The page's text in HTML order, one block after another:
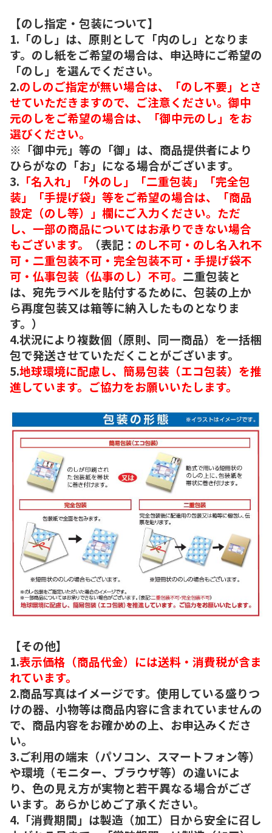
【のし指定・包装について】
1.「のし」は、原則として「内のし」となりま
す。のし紙をご希望の場合は、申込時にご希望の
「のし」を選んでください。
2.のしのご指定が無い場合は、「のし不要」とさ
せていただきますので、ご注意ください。御中
元のしをご希望の場合は、「御中元のし」をお
選びください。
※「御中元」等の「御」は、商品提供者により
ひらがなの「お」になる場合がございます。
3. 「名入れ」「外のし」「二重包装」「完全包
装」「手提げ袋」等をご希望の場合は、「商品
設定（のし等）」欄にご入力ください。ただ
し、一部の商品についてはお承りできない場合
もございます。
（表記： のし不可・のし名入れ不
可・二重包装不可・完全包装不可・手提げ袋不
可・仏事包装（仏事のし）不可。 二重包装と
は、宛先ラベルを貼付するために、包装の上か
ら再度包装又は箱等に納入したものとなりま
す。）
4.状況により複数個（原則、同一商品）を一括梱
包で発送させていただくことがございます。
5.地球環境に配慮し、簡易包装（エコ包装）を推
進しています。ご協力をお願いいたします。
【その他】
1.表示価格（商品代金）には送料・消費税が含ま
れています。
2.商品写真はイメージです。使用している盛りつ
けの器、小物等は商品内容に含まれていませんの
で、商品内容をお確かめの上、お申込みくださ
い。
3.ご利用の端末（パソコン、スマートフォン等）
や環境（モニター、ブラウザ等）の違いによ
り、色の見え方が実物と若干異なる場合がござ
います。あらかじめご了承ください。
4.「消費期間」は製造（加工）日から安全に召し